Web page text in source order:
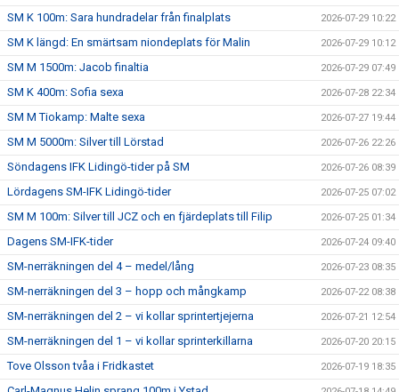
SM K 100m: Sara hundradelar från finalplats 2026-07-29 10:22
SM K längd: En smärtsam niondeplats för Malin 2026-07-29 10:12
SM M 1500m: Jacob finaltia 2026-07-29 07:49
SM K 400m: Sofia sexa 2026-07-28 22:34
SM M Tiokamp: Malte sexa 2026-07-27 19:44
SM M 5000m: Silver till Lörstad 2026-07-26 22:26
Söndagens IFK Lidingö-tider på SM 2026-07-26 08:39
Lördagens SM-IFK Lidingö-tider 2026-07-25 07:02
SM M 100m: Silver till JCZ och en fjärdeplats till Filip 2026-07-25 01:34
Dagens SM-IFK-tider 2026-07-24 09:40
SM-nerräkningen del 4 – medel/lång 2026-07-23 08:35
SM-nerräkningen del 3 – hopp och mångkamp 2026-07-22 08:38
SM-nerräkningen del 2 – vi kollar sprintertjejerna 2026-07-21 12:54
SM-nerräkningen del 1 – vi kollar sprinterkillarna 2026-07-20 20:15
Tove Olsson tvåa i Fridkastet 2026-07-19 18:35